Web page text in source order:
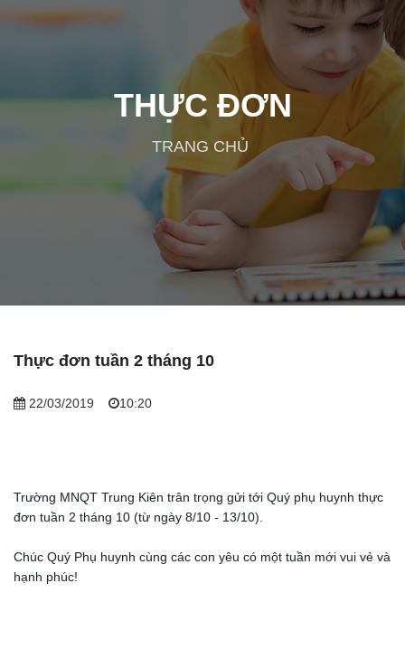
THỰC ĐƠN
TRANG CHỦ
Thực đơn tuần 2 tháng 10
22/03/2019 10:20
Trường MNQT Trung Kiên trân trọng gửi tới Quý phụ huynh thực
đơn tuần 2 tháng 10 (từ ngày 8/10 - 13/10).
Chúc Quý Phụ huynh cùng các con yêu có một tuần mới vui vẻ và
hạnh phúc!